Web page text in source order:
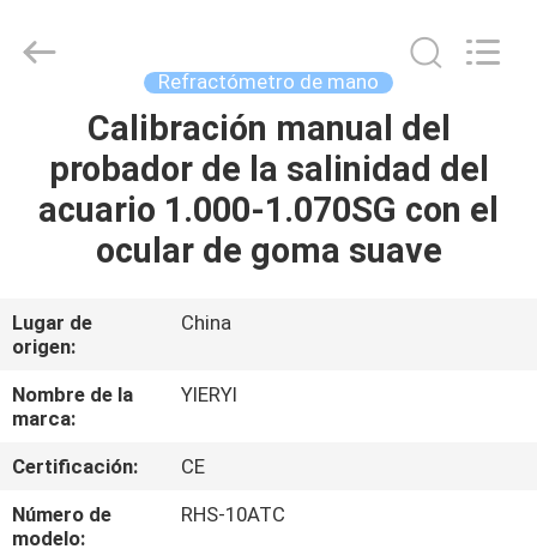
INICIO
PRODUCTOS
NOSOTROS
VISITA
A
LA
FÁBRICA
YIERYI
Technology
Refractómetro de mano
Calibración manual del
probador de la salinidad del
acuario 1.000-1.070SG con el
ocular de goma suave
Lugar de
origen:
China
Nombre de la
marca:
YIERYI
Certificación:
CE
Número de
modelo:
RHS-10ATC